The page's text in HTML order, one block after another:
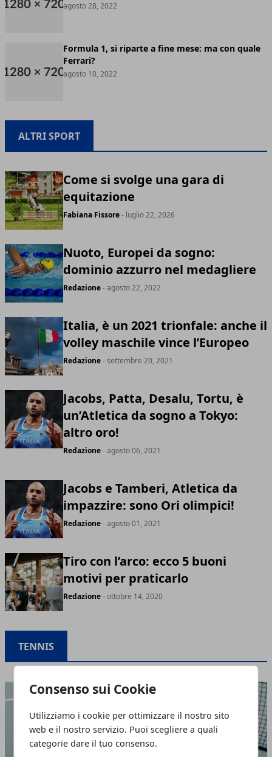
Consenso sui Cookie
Utilizziamo i cookie per ottimizzare il nostro sito
web e il nostro servizio. Puoi scegliere a quali
categorie dare il tuo consenso.
agosto 28, 2022
Formula 1, si riparte a fine mese: ma con quale
Ferrari?
agosto 10, 2022
ALTRI SPORT
Come si svolge una gara di
equitazione
Fabiana Fissore- luglio 22, 2026
Nuoto, Europei da sogno:
dominio azzurro nel medagliere
Redazione- agosto 22, 2022
Italia, è un 2021 trionfale: anche il
volley maschile vince l’Europeo
Redazione- settembre 20, 2021
Jacobs, Patta, Desalu, Tortu, è
un’Atletica da sogno a Tokyo:
altro oro!
Redazione- agosto 06, 2021
Jacobs e Tamberi, Atletica da
impazzire: sono Ori olimpici!
Redazione- agosto 01, 2021
Tiro con l’arco: ecco 5 buoni
motivi per praticarlo
Redazione- ottobre 14, 2020
TENNIS